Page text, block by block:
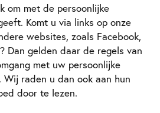
om met de persoonlijke
Komt u via links op onze
websites, zoals Facebook,
Dan gelden daar de regels van
met uw persoonlijke
raden u dan ook aan hun
door te lezen.